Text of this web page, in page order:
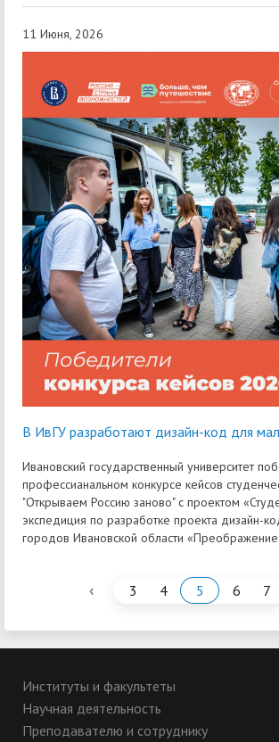
11 Июня, 2026
В ИвГУ разработают дизайн-код для
Ивановский государственный университет
профессианальном конкурсе кейсов
"Открываем Россию заново" с проектом
экспедиция по разработке проекта дизайн-
городов Ивановской области
‹ 3 4 5 6 7
Институты и факультеты
Научная деятельность
Преподавателю и сотруднику